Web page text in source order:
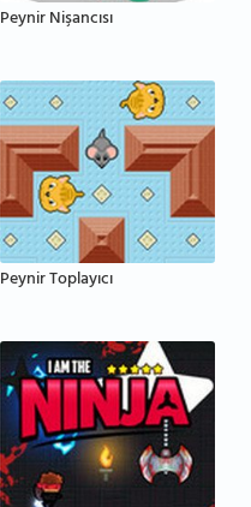
Peynir Nişancısı
Peynir Toplayıcı